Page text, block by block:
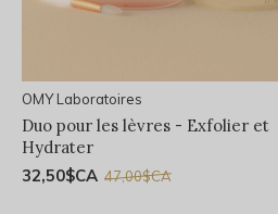
OMY Laboratoires
Duo pour les lèvres - Exfolier et
Hydrater
32,50$CA 47,00$CA